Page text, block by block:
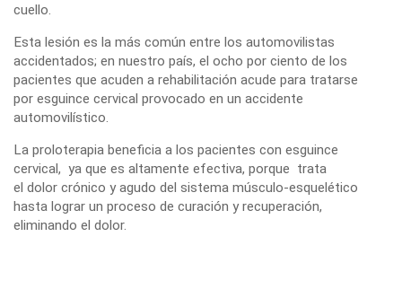
cuello.
Esta lesión es la más común entre los automovilistas
accidentados; en nuestro país, el ocho por ciento de los
pacientes que acuden a rehabilitación acude para tratarse
por esguince cervical provocado en un accidente
automovilístico.
La proloterapia beneficia a los pacientes con esguince
cervical, ya que es altamente efectiva, porque trata
el dolor crónico y agudo del sistema músculo-esquelético
hasta lograr un proceso de curación y recuperación,
eliminando el dolor.